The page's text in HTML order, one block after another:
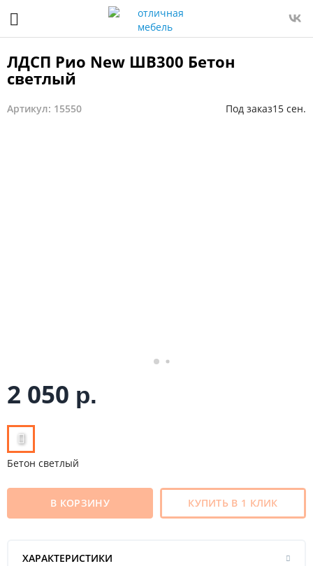
ЛДСП Рио New ШВ300 Бетон
светлый
Артикул: 15550 Под заказ15 сен.
2 050 р.
Бетон светлый
В КОРЗИНУ КУПИТЬ В 1 КЛИК
ХАРАКТЕРИСТИКИ